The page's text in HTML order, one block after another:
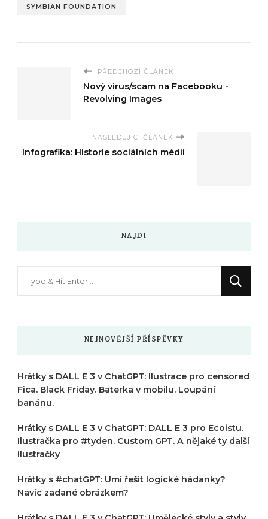
SYMBIAN FOUNDATION
PŘEDCHOZÍ ČLÁNEK
Nový virus/scam na Facebooku -
Revolving Images
NASLEDUJÍCÍ ČLÁNEK
Infografika: Historie sociálních médií
NAJDI
NEJNOVĚJŠÍ PŘÍSPĚVKY
Hrátky s DALL E 3 v ChatGPT: Ilustrace pro censored
Fica. Black Friday. Baterka v mobilu. Loupání
banánu.
Hrátky s DALL E 3 v ChatGPT: DALL E 3 pro Ecoistu.
Ilustračka pro #tyden. Custom GPT. A nějaké ty další
ilustračky
Hrátky s #chatGPT: Umí řešit logické hádanky?
Navíc zadané obrázkem?